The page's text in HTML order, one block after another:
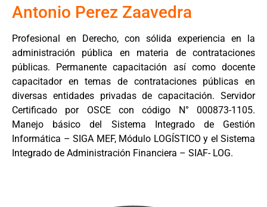
Antonio Perez Zaavedra
Profesional en Derecho, con sólida experiencia en la
administración pública en materia de contrataciones
públicas. Permanente capacitación así como docente
capacitador en temas de contrataciones públicas en
diversas entidades privadas de capacitación. Servidor
Certificado por OSCE con código N° 000873-1105.
Manejo básico del Sistema Integrado de Gestión
Informática – SIGA MEF, Módulo LOGÍSTICO y el Sistema
Integrado de Administración Financiera – SIAF- LOG.